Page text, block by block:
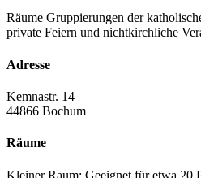
Räume Gruppierungen der
private Feiern und nichtkirchliche
Adresse
Kemnastr. 14
44866 Bochum
Räume
Kleiner Raum: Geeignet für etwa 20